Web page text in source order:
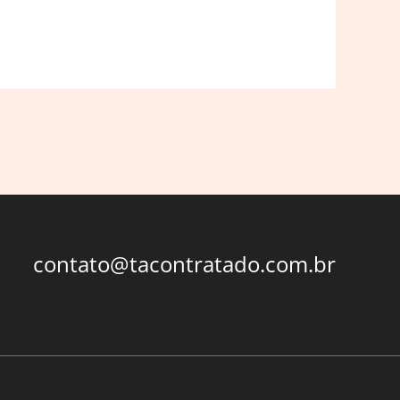
contato@tacontratado.com.br